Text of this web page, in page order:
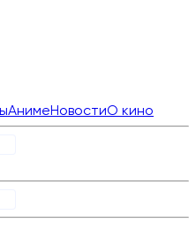
АнимеНовостиО кино